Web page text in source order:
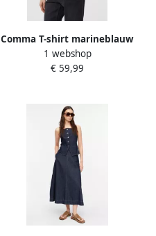
Comma T-shirt marineblauw
fijn gebreid
1 webshop
€ 59,99